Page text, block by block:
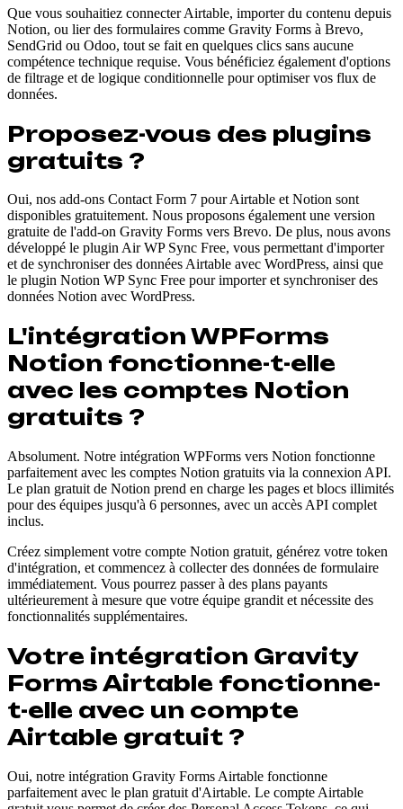
Que vous souhaitiez connecter Airtable, importer du contenu depuis
Notion, ou lier des formulaires comme Gravity Forms à Brevo,
SendGrid ou Odoo, tout se fait en quelques clics sans aucune
compétence technique requise. Vous bénéficiez également d'options
de filtrage et de logique conditionnelle pour optimiser vos flux de
données.
Proposez-vous des plugins
gratuits ?
Oui, nos add-ons Contact Form 7 pour Airtable et Notion sont
disponibles gratuitement. Nous proposons également une version
gratuite de l'add-on Gravity Forms vers Brevo. De plus, nous avons
développé le plugin Air WP Sync Free, vous permettant d'importer
et de synchroniser des données Airtable avec WordPress, ainsi que
le plugin Notion WP Sync Free pour importer et synchroniser des
données Notion avec WordPress.
L'intégration WPForms
Notion fonctionne-t-elle
avec les comptes Notion
gratuits ?
Absolument. Notre intégration WPForms vers Notion fonctionne
parfaitement avec les comptes Notion gratuits via la connexion API.
Le plan gratuit de Notion prend en charge les pages et blocs illimités
pour des équipes jusqu'à 6 personnes, avec un accès API complet
inclus.
Créez simplement votre compte Notion gratuit, générez votre token
d'intégration, et commencez à collecter des données de formulaire
immédiatement. Vous pourrez passer à des plans payants
ultérieurement à mesure que votre équipe grandit et nécessite des
fonctionnalités supplémentaires.
Votre intégration Gravity
Forms Airtable fonctionne-
t-elle avec un compte
Airtable gratuit ?
Oui, notre intégration Gravity Forms Airtable fonctionne
parfaitement avec le plan gratuit d'Airtable. Le compte Airtable